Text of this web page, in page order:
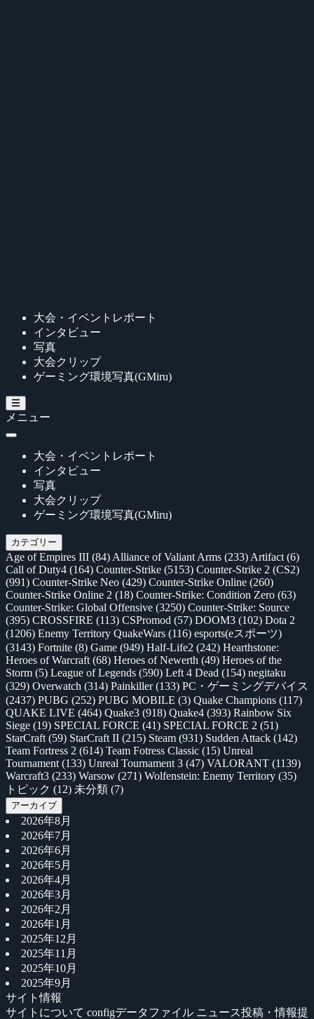
大会・イベントレポート
インタビュー
写真
大会クリップ
ゲーミング環境写真(GMiru)
メニュー
大会・イベントレポート
インタビュー
写真
大会クリップ
ゲーミング環境写真(GMiru)
カテゴリー
Age of Empires III (84) Alliance of Valiant Arms (233) Artifact (6)
Call of Duty4 (164) Counter-Strike (5153) Counter-Strike 2 (CS2)
(991) Counter-Strike Neo (429) Counter-Strike Online (260)
Counter-Strike Online 2 (18) Counter-Strike: Condition Zero (63)
Counter-Strike: Global Offensive (3250) Counter-Strike: Source
(395) CROSSFIRE (113) CSPromod (57) DOOM3 (102) Dota 2
(1206) Enemy Territory QuakeWars (116) esports(eスポーツ)
(3143) Fortnite (8) Game (949) Half-Life2 (242) Hearthstone:
Heroes of Warcraft (68) Heroes of Newerth (49) Heroes of the
Storm (5) League of Legends (590) Left 4 Dead (154) negitaku
(329) Overwatch (314) Painkiller(133) PC・ゲーミングデバイス
(2437) PUBG (252) PUBG MOBILE (3) Quake Champions (117)
QUAKE LIVE (464) Quake3 (918) Quake4 (393) Rainbow Six
Siege (19) SPECIAL FORCE (41) SPECIAL FORCE 2 (51)
StarCraft (59) StarCraft II (215) Steam (931) Sudden Attack (142)
Team Fortress 2 (614) Team Fotress Classic (15) Unreal
Tournament (133) Unreal Tournament 3 (47) VALORANT (1139)
Warcraft3 (233) Warsow (271) Wolfenstein: Enemy Territory (35)
トピック (12) 未分類 (7)
アーカイブ
2026年8月
2026年7月
2026年6月
2026年5月
2026年4月
2026年3月
2026年2月
2026年1月
2025年12月
2025年11月
2025年10月
2025年9月
サイト情報
サイトについて configデータファイル ニュース投稿・情報提